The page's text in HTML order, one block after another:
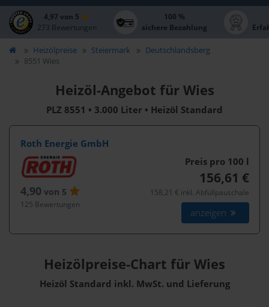
4,97 von 5
273 Bewertungen
100 %
sichere Bezahlung
Heizölpreise Steiermark
Deutschlandsberg
8551 Wies
Heizöl-Angebot für Wies
PLZ 8551 • 3.000 Liter • Heizöl Standard
Roth Energie GmbH
4,90 von 5
125 Bewertungen
Preis pro 100 l
156,61 €
158,21 € inkl. Abfüllpauschale
anzeigen
Heizölpreise-Chart für Wies
Heizöl Standard inkl. MwSt. und Lieferung